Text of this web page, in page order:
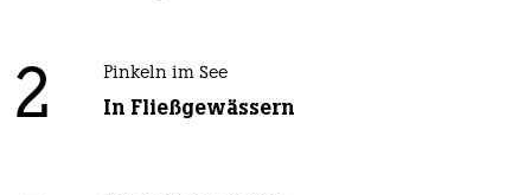
2 Pinkeln im See
In Fließgewässern